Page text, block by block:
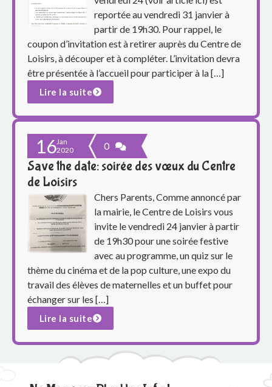
reportée au vendredi 31 janvier à
partir de 19h30. Pour rappel, le
coupon d’invitation est à retirer auprès du Centre de
Loisirs, à découper et à compléter. L’invitation devra
être présentée à l’accueil pour participer à la […]
Lire la suite
16Jan
2020
0
Save the date: soirée des vœux du Centre
de Loisirs
Chers Parents, Comme annoncé par
la mairie, le Centre de Loisirs vous
invite le vendredi 24 janvier à partir
de 19h30 pour une soirée festive
avec au programme, un quiz sur le
thème du cinéma et de la pop culture, une expo du
travail des élèves de maternelles et un buffet pour
échanger sur les […]
Lire la suite